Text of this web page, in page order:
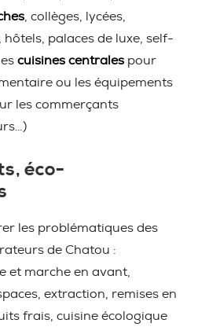
, collèges, lycées,
hôtels, palaces de luxe, self-
cuisines centrales pour
ou les équipements
les commerçants
éco-
les problématiques des
de Chatou :
et marche en avant,
extraction, remises en
frais, cuisine écologique